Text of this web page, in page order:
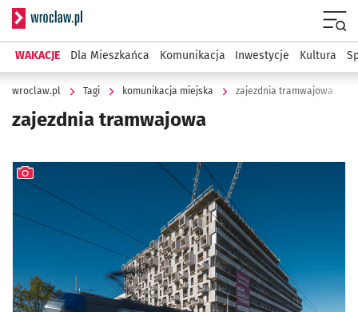
Serwis informacyjny wroclaw.pl
WAKACJE Dla Mieszkańca Komunikacja Inwestycje Kultura
wroclaw.pl Tagi komunikacja miejska zajezdnia tramwajowa
zajezdnia tramwajowa